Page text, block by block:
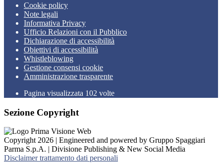
Cookie policy
Note legali
Informativa Privacy
Ufficio Relazioni con il Pubblico
Dichiarazione di accessibilità
Obiettivi di accessibilità
Whistleblowing
Gestione consensi cookie
Amministrazione trasparente
Pagina visualizzata 102 volte
Sezione Copyright
Copyright 2026 | Engineered and powered by Gruppo Spaggiari
Parma S.p.A. | Divisione Publishing & New Social Media
Disclaimer trattamento dati personali